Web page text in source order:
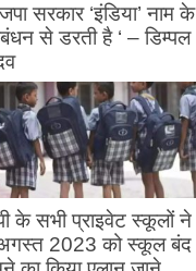
सरकार ‘इंडिया’ नाम के
से डरती है ‘ – डिम्पल
26, 2023
के सभी प्राइवेट स्कूलों ने
2023 को स्कूल बंद